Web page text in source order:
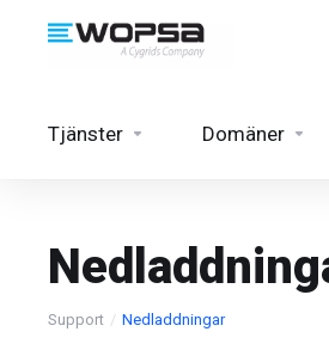
Tjänster Domäner
Support Nedladdningar